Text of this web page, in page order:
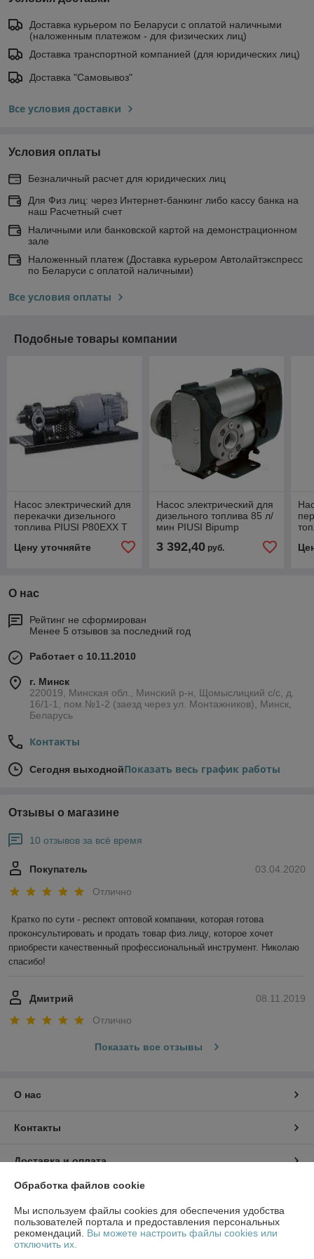
Доставка курьером по Беларуси с оплатой наличными
(наложенным платежом - для физических лиц)
Доставка транспортной компанией (для юридических лиц)
Доставка "Самовывоз"
Все условия доставки
Условия оплаты
Безналичный расчет для юридических лиц
Для Физ лиц: через Интернет-банкинг либо кассу банка на
наш Расчетный счет
Наличными или банковской картой на демонстрационном
зале
Наложенный платеж (Доставка курьером Автолайтэкспресс
по Беларуси с оплатой наличными)
Все условия оплаты
Подобные товары компании
Насос электрический для
перекачки дизельного
топлива PIUSI P80EXX T
Цену уточняйте
Насос электрический для
дизельного топлива 85 л/
мин PIUSI Bipump
F0036302A
3 392,40руб.
О нас
Рейтинг не сформирован
Менее 5 отзывов за последний год
Работает с 10.11.2010
г. Минск
220019, Минская обл., Минский р-н, Щомыслицкий с/с, д.
16/1-1, пом.№1-2 (заезд через ул. Монтажников), Минск,
Беларусь
Контакты
Сегодня выходнойПоказать весь график работы
Отзывы о магазине
10 отзывов за всё время
03.04.2020
Покупатель
Отлично
Кратко по сути - респект оптовой компании, которая готова
проконсультировать и продать товар физ.лицу, которое хочет
приобрести качественный профессиональный инструмент. Николаю
спасибо!
08.11.2019
Дмитрий
Отлично
Показать все отзывы
О нас
Контакты
Доставка и оплата
График работы
Полная версия сайта
Обработка файлов cookie
Мы используем файлы cookies для обеспечения удобства
пользователей портала и предоставления персональных
рекомендаций. Вы можете настроить файлы cookies или
отключить их.